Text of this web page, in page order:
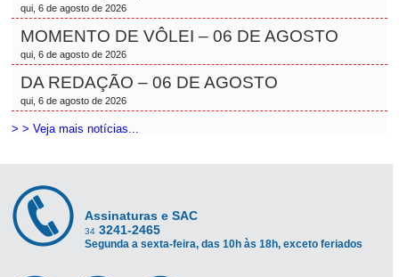
qui, 6 de agosto de 2026
MOMENTO DE VÔLEI – 06 DE AGOSTO
qui, 6 de agosto de 2026
DA REDAÇÃO – 06 DE AGOSTO
qui, 6 de agosto de 2026
> > Veja mais notícias...
Assinaturas e SAC
34 3241-2465
Segunda a sexta-feira, das 10h às 18h, exceto feriados